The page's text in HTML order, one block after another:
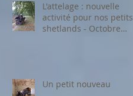
L'attelage : nouvelle
activité pour nos petits
shetlands - Octobre
Un petit nouveau